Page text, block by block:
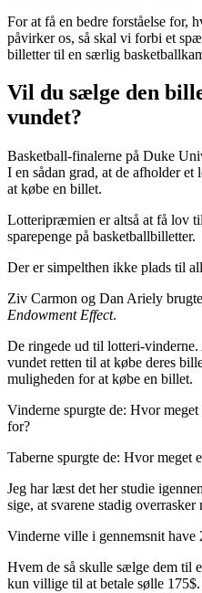
For at få en bedre forståelse for,
påvirker os, så skal vi forbi et
billetter til en særlig
Vil du sælge den
vundet?
Basketball-finalerne på Duke
I en sådan grad, at de afholder
at købe en billet.
Lotteripræmien er altså at få lov
sparepenge på basketballbilletter.
Der er simpelthen ikke plads til
Ziv Carmon og Dan Ariely
Endowment Effect.
De ringede ud til lotteri-vinderne.
vundet retten til at købe deres
muligheden for at købe en billet.
Vinderne spurgte de: Hvor
for?
Taberne spurgte de: Hvor
Jeg har læst det her studie
sige, at svarene stadig overrasker
Vinderne ville i gennemsnit have
Hvem de så skulle sælge dem til
kun villige til at betale sølle 175$.